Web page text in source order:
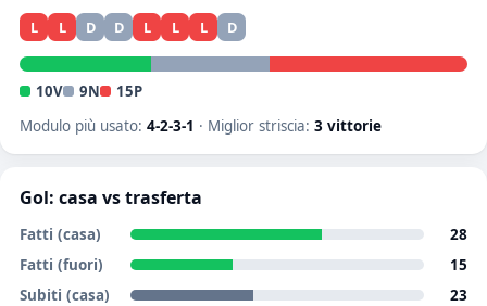
L L D D L L L D
10V 9N
15P
Modulo più usato: 4-2-3-1 · Miglior striscia: 3 vittorie
Gol: casa vs trasferta
Fatti (casa)
28
Fatti (fuori)
15
Subiti (casa)
23